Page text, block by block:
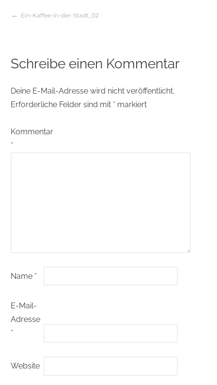
Beitragsnavigation
Ein-Kaffee-in-der-Stadt_02
Schreibe einen Kommentar
Deine E-Mail-Adresse wird nicht veröffentlicht.
Erforderliche Felder sind mit * markiert
Kommentar
*
Name *
E-Mail-
Adresse
*
Website